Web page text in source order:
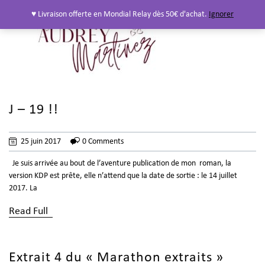
J – 19 !!
25 juin 2017 0 Comments
Je suis arrivée au bout de l’aventure publication de mon roman, la
version KDP est prête, elle n’attend que la date de sortie : le 14 juillet
2017. La
Read Full
Extrait 4 du « Marathon extraits »
♥ Livraison offerte en Mondial Relay dès 50€ d'achat. Ignorer